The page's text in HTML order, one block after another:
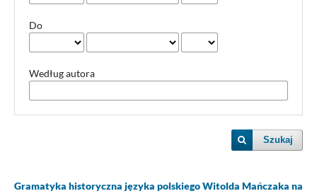
Do
Według autora
Szukaj
Gramatyka historyczna języka polskiego Witolda Mańczaka na